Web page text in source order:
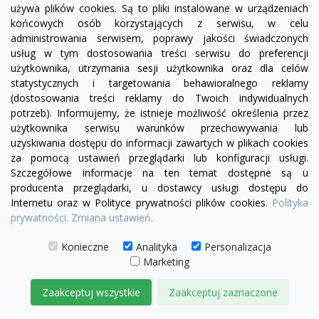
visibility
Lampa designerska wisząca linea 43 XL 150
14 999,00 zł
DODAJ DO KOSZYKA
używa plików cookies. Są to pliki instalowane w urządzeniach
końcowych osób korzystających z serwisu, w celu
administrowania serwisem, poprawy jakości świadczonych
usług w tym dostosowania treści serwisu do preferencji
użytkownika, utrzymania sesji użytkownika oraz dla celów
statystycznych i targetowania behawioralnego reklamy
(dostosowania treści reklamy do Twoich indywidualnych
potrzeb). Informujemy, że istnieje możliwość określenia przez
użytkownika serwisu warunków przechowywania lub
uzyskiwania dostępu do informacji zawartych w plikach cookies
za pomocą ustawień przeglądarki lub konfiguracji usługi.
Szczegółowe informacje na ten temat dostępne są u
producenta przeglądarki, u dostawcy usługi dostępu do
Internetu oraz w Polityce prywatności plików cookies. Polityka
prywatności. Zmiana ustawień.
Konieczne Analityka
Personalizacja
Marketing
Zaakceptuj wszystkie Zaakceptuj zaznaczone